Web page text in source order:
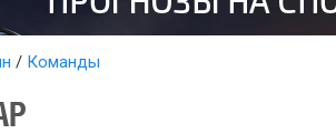
Команды